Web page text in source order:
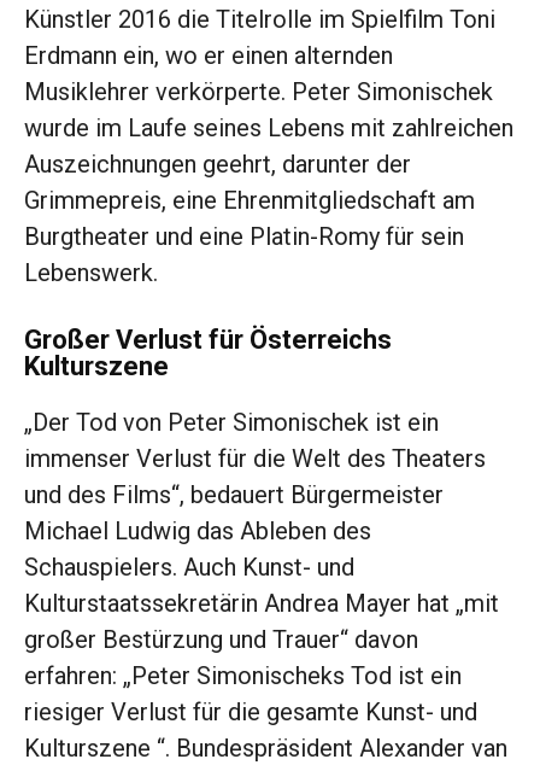
Künstler 2016 die Titelrolle im Spielfilm Toni
Erdmann ein, wo er einen alternden
Musiklehrer verkörperte. Peter Simonischek
wurde im Laufe seines Lebens mit zahlreichen
Auszeichnungen geehrt, darunter der
Grimmepreis, eine Ehrenmitgliedschaft am
Burgtheater und eine Platin-Romy für sein
Lebenswerk.
Großer Verlust für Österreichs
Kulturszene
„Der Tod von Peter Simonischek ist ein
immenser Verlust für die Welt des Theaters
und des Films“, bedauert Bürgermeister
Michael Ludwig das Ableben des
Schauspielers. Auch Kunst- und
Kulturstaatssekretärin Andrea Mayer hat „mit
großer Bestürzung und Trauer“ davon
erfahren: „Peter Simonischeks Tod ist ein
riesiger Verlust für die gesamte Kunst- und
Kulturszene “. Bundespräsident Alexander van